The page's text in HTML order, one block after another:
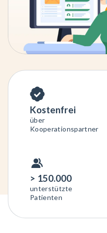
Kostenfrei
über
Kooperationspartner
> 150.000
unterstützte
Patienten